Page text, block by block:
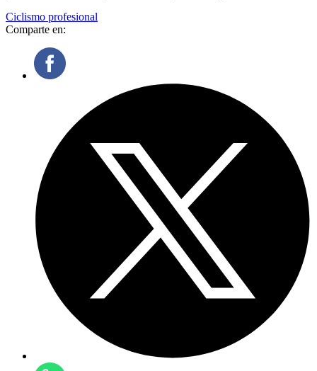
Ciclismo profesional
Comparte en: